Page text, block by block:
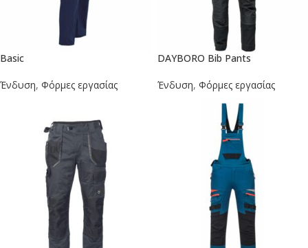
Basic
Ένδυση, Φόρμες εργασίας
DAYBORO Bib Pants
Ένδυση, Φόρμες εργασίας